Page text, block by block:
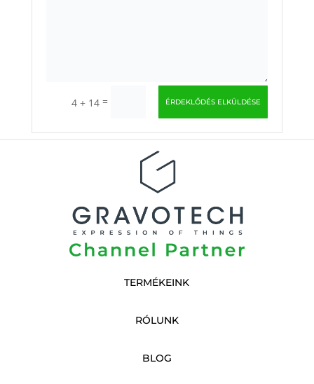
4 + 14 = ÉRDEKLŐDÉS ELKÜLDÉSE
TERMÉKEINK
RÓLUNK
BLOG